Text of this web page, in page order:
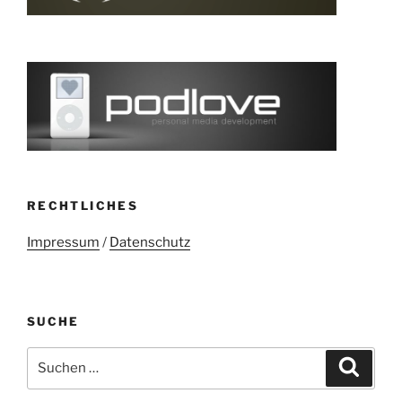
RECHTLICHES
Impressum / Datenschutz
SUCHE
nach: